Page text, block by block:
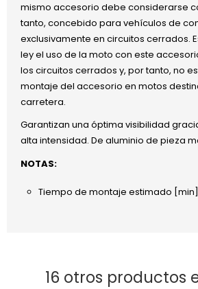
mismo accesorio debe considerarse
tanto, concebido para vehículos de
exclusivamente en circuitos cerrados.
ley el uso de la moto con este
los circuitos cerrados y, por tanto, no
montaje del accesorio en motos
carretera.
Garantizan una óptima visibilidad
alta intensidad. De aluminio de pieza
NOTAS:
Tiempo de montaje estimado
16 otros productos